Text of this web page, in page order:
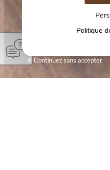
Politique
Continuez sans accepter